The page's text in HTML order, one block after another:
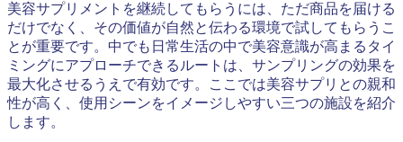
美容サプリメントを継続してもらうには、ただ商品を届ける
だけでなく、その価値が自然と伝わる環境で試してもらうこ
とが重要です。中でも日常生活の中で美容意識が高まるタイ
ミングにアプローチできるルートは、サンプリングの効果を
最大化させるうえで有効です。ここでは美容サプリとの親和
性が高く、使用シーンをイメージしやすい三つの施設を紹介
します。